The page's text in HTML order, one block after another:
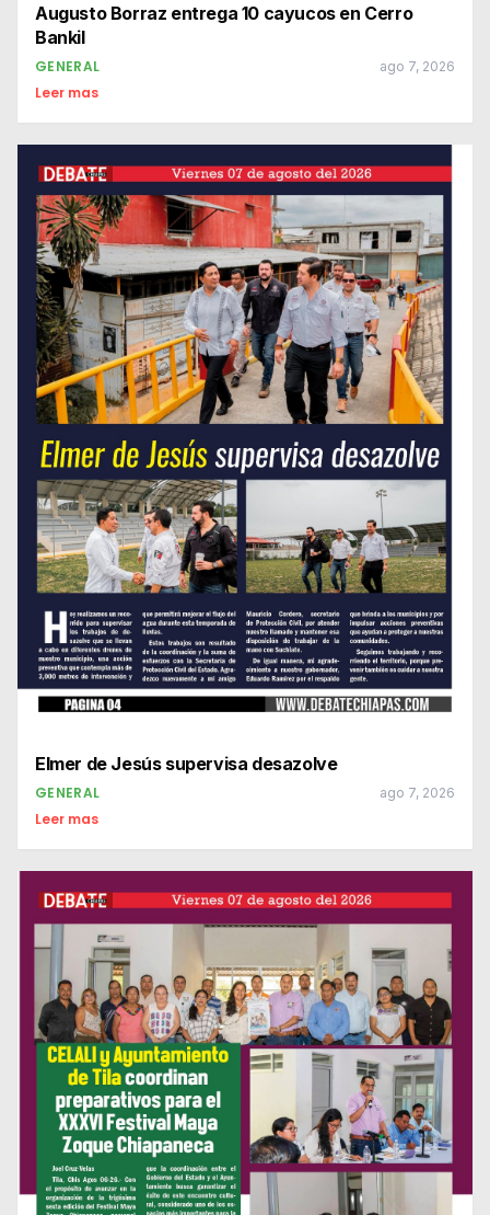
Augusto Borraz entrega 10 cayucos en Cerro
Bankil
GENERAL ago 7, 2026
Leer mas
Elmer de Jesús supervisa desazolve
GENERAL ago 7, 2026
Leer mas